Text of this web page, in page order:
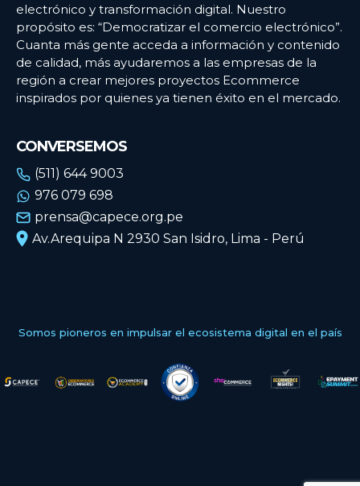
electrónico y transformación digital. Nuestro
propósito es: “Democratizar el comercio electrónico”.
Cuanta más gente acceda a información y contenido
de calidad, más ayudaremos a las empresas de la
región a crear mejores proyectos Ecommerce
inspirados por quienes ya tienen éxito en el mercado.
CONVERSEMOS
(511) 644 9003
976 079 698
prensa@capece.org.pe
Av.Arequipa N 2930 San Isidro, Lima - Perú
Somos pioneros en impulsar el ecosistema digital en el país